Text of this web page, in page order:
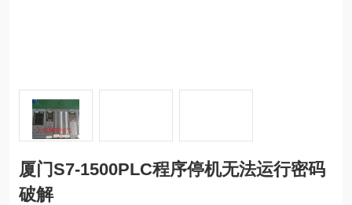
厦门S7-1500PLC程序停机无法运行密码
破解